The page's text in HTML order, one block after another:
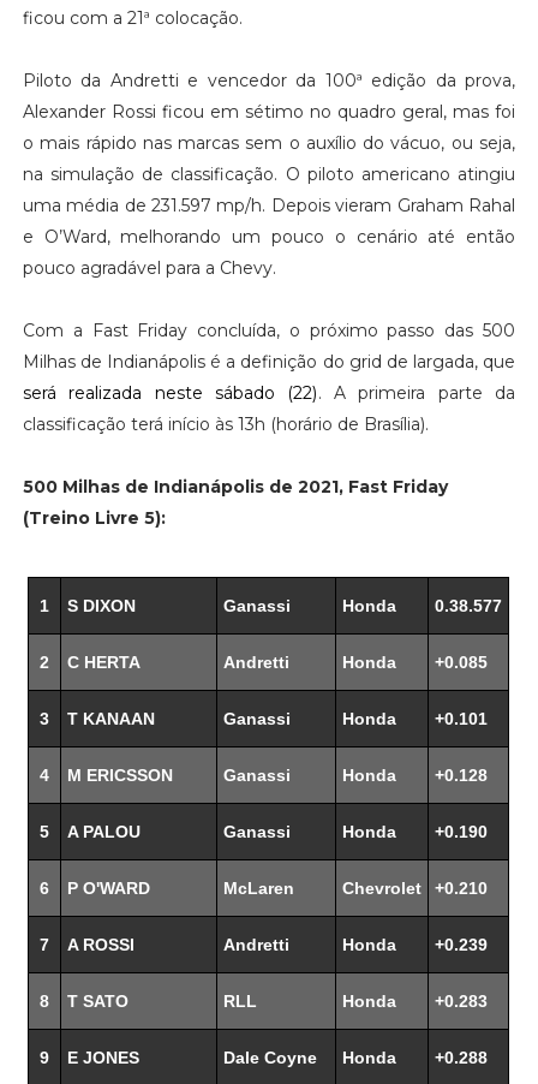
ficou com a 21ª colocação.
Piloto da Andretti e vencedor da 100ª edição da prova,
Alexander Rossi ficou em sétimo no quadro geral, mas foi
o mais rápido nas marcas sem o auxílio do vácuo, ou seja,
na simulação de classificação. O piloto americano atingiu
uma média de 231.597 mp/h. Depois vieram Graham Rahal
e O’Ward, melhorando um pouco o cenário até então
pouco agradável para a Chevy.
Com a Fast Friday concluída, o próximo passo das 500
Milhas de Indianápolis é a definição do grid de largada, que
será realizada neste sábado (22). A primeira parte da
classificação terá início às 13h (horário de Brasília).
500 Milhas de Indianápolis de 2021, Fast Friday
(Treino Livre 5):
1 S DIXON Ganassi Honda 0.38.577
2 C HERTA Andretti Honda +0.085
3 T KANAAN Ganassi Honda +0.101
4 M ERICSSON Ganassi Honda +0.128
5 A PALOU Ganassi Honda +0.190
6 P O'WARD McLaren Chevrolet +0.210
7 A ROSSI Andretti Honda +0.239
8 T SATO RLL Honda +0.283
9 E JONES Dale Coyne Honda +0.288